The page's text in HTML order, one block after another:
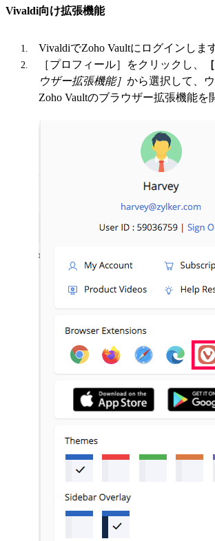
Vivaldi向け拡張機能
VivaldiでZoho Vaultにログインしま
［プロフィール］をクリックし、
ウザー拡張機能］ から選択して、
Zoho Vaultのブラウザー拡張機能を